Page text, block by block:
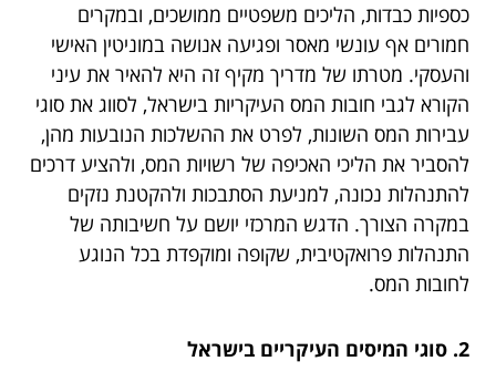
כספיות כבדות, הליכים משפטיים ממושכים, ובמקרים
חמורים אף עונשי מאסר ופגיעה אנושה במוניטין האישי
והעסקי. מטרתו של מדריך מקיף זה היא להאיר את עיני
הקורא לגבי חובות המס העיקריות בישראל, לסווג את סוגי
עבירות המס השונות, לפרט את ההשלכות הנובעות מהן,
להסביר את הליכי האכיפה של רשויות המס, ולהציע דרכים
להתנהלות נכונה, למניעת הסתבכות ולהקטנת נזקים
במקרה הצורך. הדגש המרכזי יושם על חשיבותה של
התנהלות פרואקטיבית, שקופה ומוקפדת בכל הנוגע
לחובות המס.
2. סוגי המיסים העיקריים בישראל